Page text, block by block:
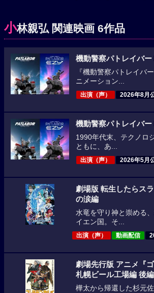
小林親弘 関連映画 6作品
機動警察パトレイバー
『機動警察パトレイバ
ニメーション...
出演（声） 2026年8月
機動警察パトレイバー
1990年代末、テクノロ
ともに、あ...
出演（声） 2026年5月
劇場版 転生したらス
の涙編
水竜を守り神と崇める
イエン国。そ...
出演（声） 動画配信
劇場先行版 アニメ『
札幌ビール工場編 後編
樺太から帰還した杉元